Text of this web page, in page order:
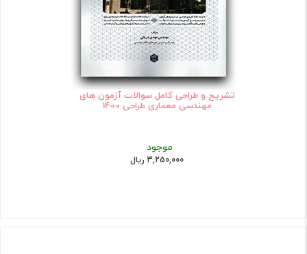
تشریح و طراحی کامل سوالات آزمون های
مهندسی معماری طراحی 1400
موجود
3,250,000 ریال